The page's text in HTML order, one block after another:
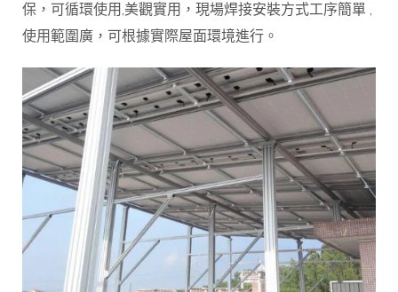
保，可循環使用,美觀實用，現場焊接安裝方式工序簡單 ,
使用範圍廣，可根據實際屋面環境進行。